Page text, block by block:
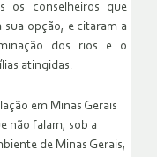
os conselheiros que
opção, e citaram a
dos rios e o
atingidas.
em Minas Gerais
não falam, sob a
de Minas Gerais,